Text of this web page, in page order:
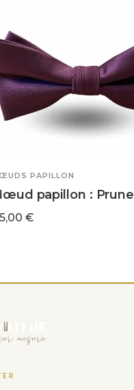
PAPILLON
papillon : Prune
€